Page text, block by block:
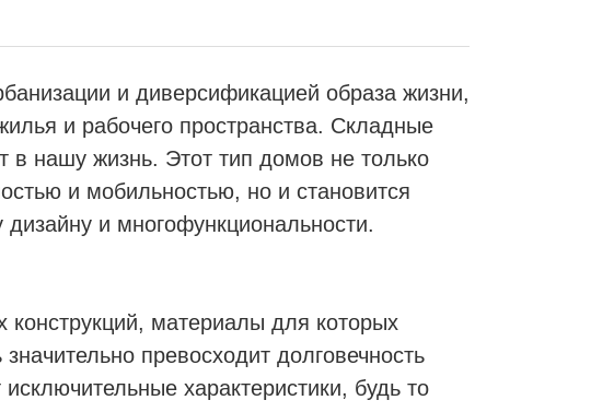
и диверсификацией образа жизни,
и рабочего пространства. Складные
в нашу жизнь. Этот тип домов не только
и мобильностью, но и становится
и многофункциональности.
материалы для которых
превосходит долговечность
характеристики, будь то